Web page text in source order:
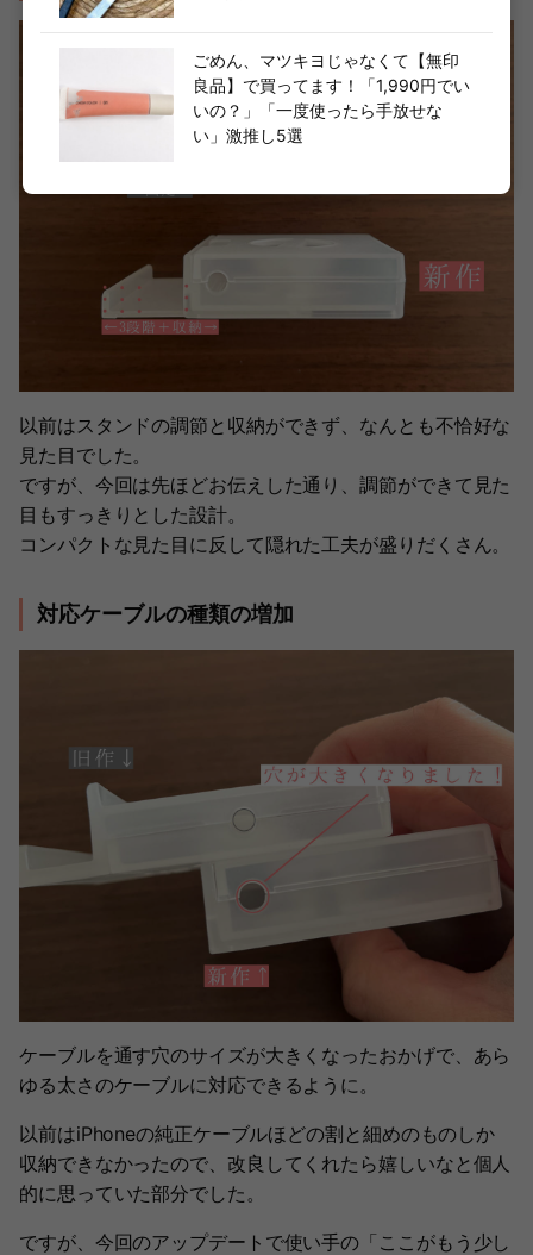
以前はスタンドの調節と収納ができず、なんとも不恰好な
見た目でした。
ですが、今回は先ほどお伝えした通り、調節ができて見た
目もすっきりとした設計。
コンパクトな見た目に反して隠れた工夫が盛りだくさん。
対応ケーブルの種類の増加
ケーブルを通す穴のサイズが大きくなったおかげで、あら
ゆる太さのケーブルに対応できるように。
以前はiPhoneの純正ケーブルほどの割と細めのものしか
収納できなかったので、改良してくれたら嬉しいなと個人
的に思っていた部分でした。
ですが、今回のアップデートで使い手の「ここがもう少し
ごめん、マツキヨじゃなくて【無印
良品】で買ってます！「1,990円でい
いの？」「一度使ったら手放せな
い」激推し5選